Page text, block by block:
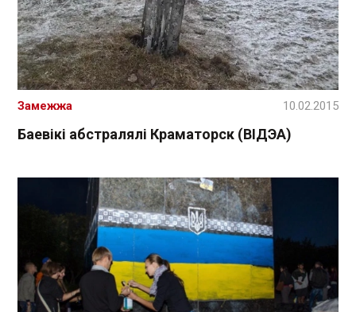
Баевікі абстралялі Краматорск (ВІДЭА)
Замежжа 10.02.2015